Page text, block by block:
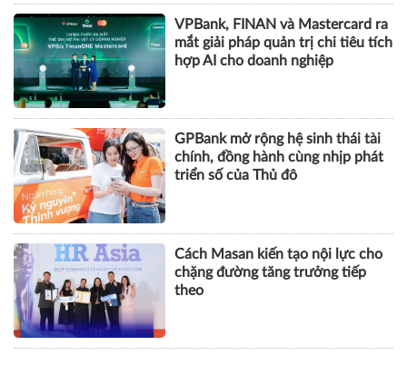
VPBank, FINAN và Mastercard ra
mắt giải pháp quản trị chi tiêu tích
hợp AI cho doanh nghiệp
GPBank mở rộng hệ sinh thái tài
chính, đồng hành cùng nhịp phát
triển số của Thủ đô
Cách Masan kiến tạo nội lực cho
chặng đường tăng trưởng tiếp
theo